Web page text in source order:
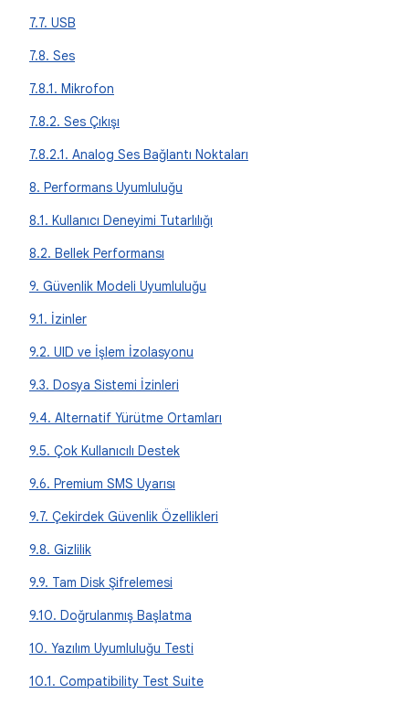
7.7. USB
7.8. Ses
7.8.1. Mikrofon
7.8.2. Ses Çıkışı
7.8.2.1. Analog Ses Bağlantı Noktaları
8. Performans Uyumluluğu
8.1. Kullanıcı Deneyimi Tutarlılığı
8.2. Bellek Performansı
9. Güvenlik Modeli Uyumluluğu
9.1. İzinler
9.2. UID ve İşlem İzolasyonu
9.3. Dosya Sistemi İzinleri
9.4. Alternatif Yürütme Ortamları
9.5. Çok Kullanıcılı Destek
9.6. Premium SMS Uyarısı
9.7. Çekirdek Güvenlik Özellikleri
9.8. Gizlilik
9.9. Tam Disk Şifrelemesi
9.10. Doğrulanmış Başlatma
10. Yazılım Uyumluluğu Testi
10.1. Compatibility Test Suite